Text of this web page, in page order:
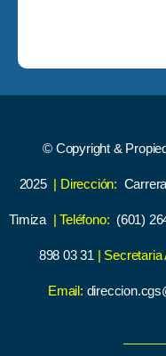
© Copyright &
2025 | Dirección:
Timiza | Teléfono: (601)
898 03 31 |
Email: